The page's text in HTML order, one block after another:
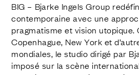
CONTACTS
BIG – Bjarke Ingels Group
contemporaine avec une
pragmatisme et vision utopique.
Copenhague, New York et
mondiales, le studio dirigé par
imposé sur la scène